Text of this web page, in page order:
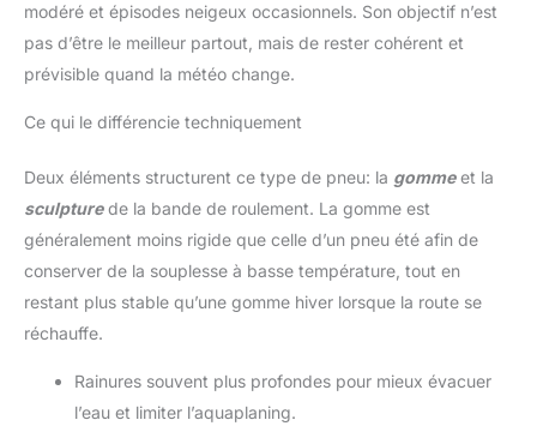
modéré et épisodes neigeux occasionnels. Son objectif n’est
pas d’être le meilleur partout, mais de rester cohérent et
prévisible quand la météo change.
Ce qui le différencie techniquement
Deux éléments structurent ce type de pneu: la gommeet la
sculpturede la bande de roulement. La gomme est
généralement moins rigide que celle d’un pneu été afin de
conserver de la souplesse à basse température, tout en
restant plus stable qu’une gomme hiver lorsque la route se
réchauffe.
Rainures souvent plus profondes pour mieux évacuer
l’eau et limiter l’aquaplaning.